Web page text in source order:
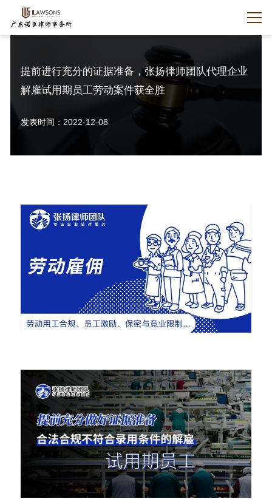
提前进行充分的证据准备，张扬律师团队代理企业
解雇试用期员工劳动案件获全胜
发表时间：2022-12-08